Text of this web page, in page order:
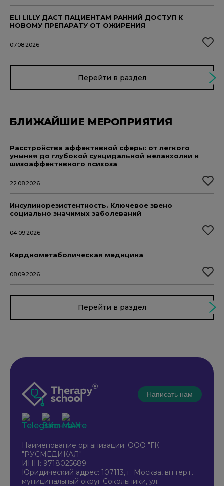
ELI LILLY ДАСТ ПАЦИЕНТАМ РАННИЙ ДОСТУП К
НОВОМУ ПРЕПАРАТУ ОТ ОЖИРЕНИЯ
07.08.2026
Перейти в раздел
БЛИЖАЙШИЕ МЕРОПРИЯТИЯ
Расстройства аффективной сферы: от легкого
уныния до глубокой суицидальной меланхолии и
шизоаффективного психоза
22.08.2026
Инсулинорезистентность. Ключевое звено
социально значимых заболеваний
04.09.2026
Кардиометаболическая медицина
08.09.2026
Перейти в раздел
Написать нам
Наименование организации: ООО "ГК
"РУСМЕДИКАЛ"
ИНН: 9718025689
Юридический адрес: 107113, г. Москва, вн.тер.г.
муниципальный округ Сокольники, ул.